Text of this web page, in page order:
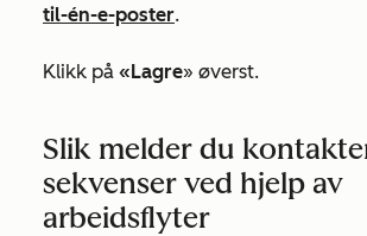
til-én-e-poster.
Klikk på «Lagre» øverst.
Slik melder du
sekvenser ved hjelp av
arbeidsflyter